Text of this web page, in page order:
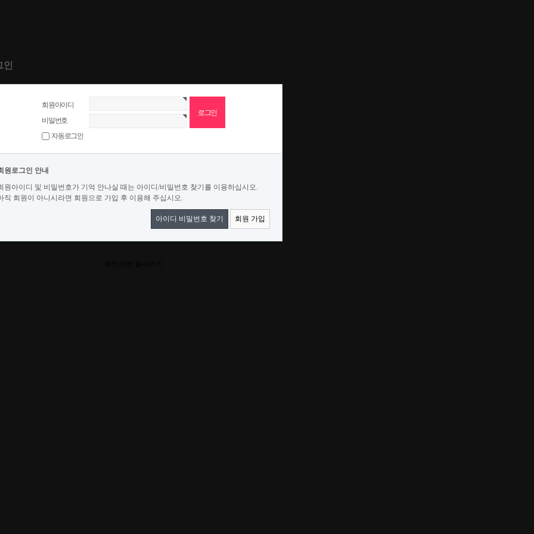
회원아이디
비밀번호
자동로그인
원로그인 안내
원아이디 및 비밀번호가 기억 안나실 때는 아이디/비밀번호 찾기를 이용하십시오.
직 회원이 아니시라면 회원으로 가입 후 이용해 주십시오.
아이디 비밀번호 찾기 회원 가입